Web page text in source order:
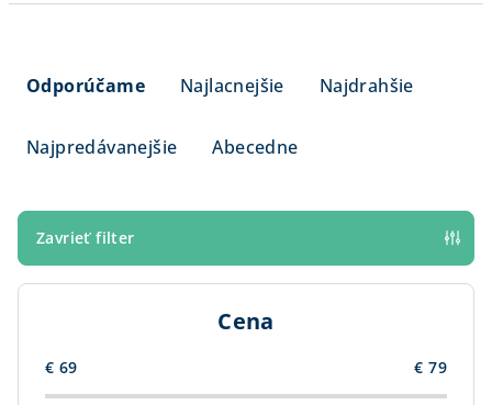
p
Odporúčame Najlacnejšie Najdrahšie
Najpredávanejšie Abecedne
Zavrieť filter
Cena
€ 69 €79